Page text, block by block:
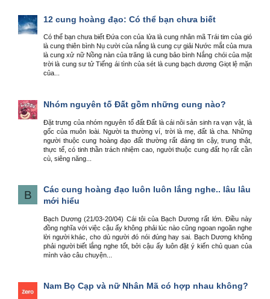
12 cung hoàng đạo: Có thể bạn chưa biết
Có thể bạn chưa biết Đứa con của lửa là cung nhân mã Trái tim của gió
là cung thiên bình Nụ cười của nắng là cung cự giải Nước mắt của mưa
là cung xử nữ Nồng nàn của trăng là cung bảo bình Nắng chói của mặt
trời là cung sư tử Tiếng ái tình của sét là cung bạch dương Giọt lệ mặn
của...
Nhóm nguyên tố Đất gồm những cung nào?
Đặt trưng của nhóm nguyên tố đất Đất là cái nôi sản sinh ra vạn vật, là
gốc của muôn loài. Người ta thường ví, trời là mẹ, đất là cha. Những
người thuộc cung hoàng đạo đất thường rất đáng tin cậy, trung thật,
thực tế, có tinh thần trách nhiệm cao, người thuộc cung đất họ rất cần
cù, siêng năng...
B
Các cung hoàng đạo luôn luôn lắng nghe.. lâu lâu
mới hiểu
Bạch Dương (21/03-20/04) Cái tôi của Bạch Dương rất lớn. Điều này
đồng nghĩa với việc cậu ấy không phải lúc nào cũng ngoan ngoãn nghe
lời người khác, cho dù người đó nói đúng hay sai. Bạch Dương không
phải người biết lắng nghe tốt, bởi cậu ấy luôn đặt ý kiến chủ quan của
mình vào câu chuyện...
Nam Bọ Cạp và nữ Nhân Mã có hợp nhau không?